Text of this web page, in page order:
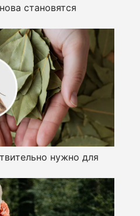
становятся
нужно для